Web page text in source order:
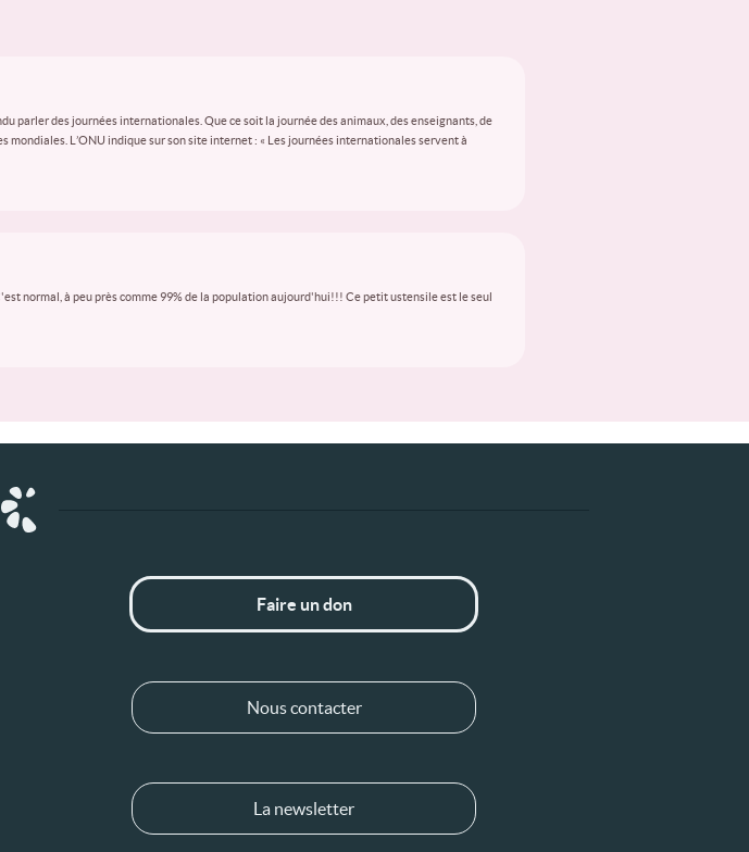
parler des journées internationales. Que ce soit la journée des animaux, des enseignants, de
L’ONU indique sur son site internet : « Les journées internationales servent à
normal, à peu près comme 99% de la population aujourd'hui!!! Ce petit ustensile est le seul
Faire un don
Nous contacter
La newsletter